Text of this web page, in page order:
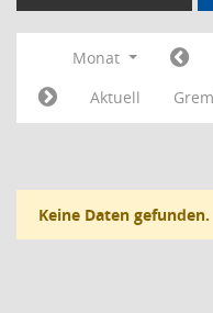
Monat
Aktuell
Keine Daten gefunden.